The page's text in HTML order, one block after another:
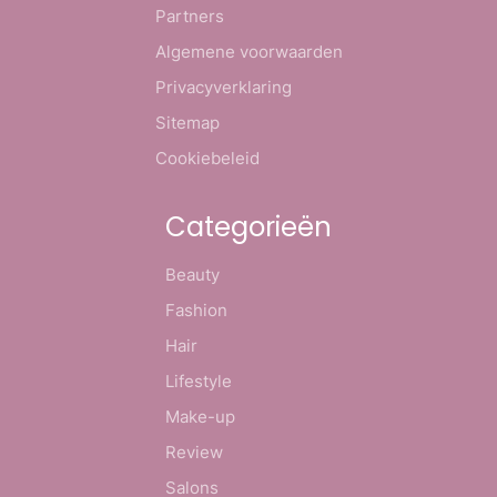
Partners
Algemene voorwaarden
Privacyverklaring
Sitemap
Cookiebeleid
Categorieën
Beauty
Fashion
Hair
Lifestyle
Make-up
Review
Salons